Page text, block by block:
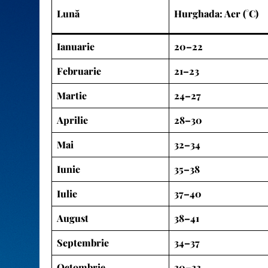
Lună Hurghada: Aer (°C)
Ianuarie
20–22
Februarie
21–23
Martie
24–27
Aprilie
28–30
Mai
32–34
Iunie
35–38
Iulie
37–40
August
38–41
Septembrie
34–37